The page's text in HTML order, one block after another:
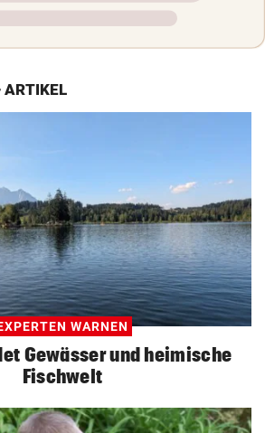
ARTIKEL
WARNEN
Gewässer und heimische
Fischwelt